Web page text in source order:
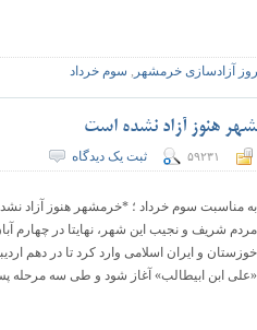
آزادسازی خرمشهر , سوم خرداد
هنوز آزاد نشده است
۵۹۲۳۱ ثبت یک دیدگاه
«علی ابن ابیطالب» آغاز شود و طی سه مرحله پس از ۵۷۵